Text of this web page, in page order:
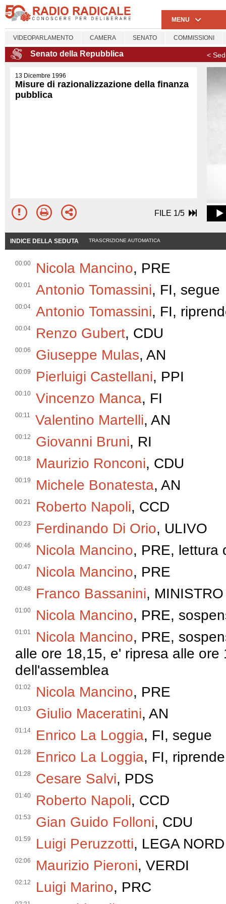
MENU
VIDEOPARLAMENTO CAMERA SENATO COMMISSIONI
Senato della Repubblica <
13 Dicembre 1996
Misure di razionalizzazione della finanza
pubblica
FILE 1/5
INDICE DELLA SEDUTA TRASCRIZIONE AUTOMATICA
00:00 Nicola Mancino, PRE
00:01 Antonio Tomassini, FI, segue
00:04 Antonio Tomassini, FI,
00:04 Renzo Gubert, CDU
00:06 Giuseppe Mulas, AN
00:09 Pierluigi Castellani, PPI
00:10 Vincenzo Manca, FI
00:11 Valentino Martelli, AN
00:12 Giovanni Bruni, RI
00:18 Maurizio Ronconi, CDU
00:19 Michele Bonatesta, AN
00:21 Roberto Napoli, CCD
00:23 Ferdinando Di Orio, ULIVO
00:46 Nicola Mancino, PRE, lettura
00:47 Nicola Mancino, PRE
00:48 Franco Bassanini, MINISTRO
01:00 Nicola Mancino, PRE,
01:01 Nicola Mancino, PRE,
alle ore 18,15, e' ripresa alle
dell'assemblea
01:02 Nicola Mancino, PRE
01:03 Giulio Maceratini, AN
01:14 Enrico La Loggia, FI, segue
01:28 Enrico La Loggia, FI, riprende
01:28 Cesare Salvi, PDS
01:40 Roberto Napoli, CCD
01:53 Gian Guido Folloni, CDU
01:59 Luigi Peruzzotti, LEGA NORD
02:06 Maurizio Pieroni, VERDI
02:12 Luigi Marino, PRC